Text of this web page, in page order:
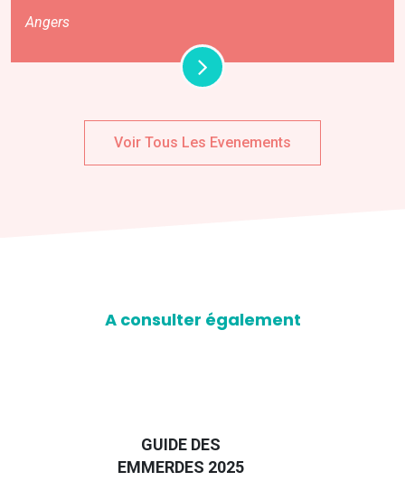
Angers
Voir Tous Les Evenements
A consulter également
GUIDE DES
EMMERDES 2025